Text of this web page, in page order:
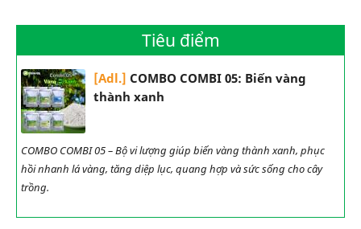
Tiêu điểm
[Adl.] COMBO COMBI 05: Biến vàng
thành xanh
COMBO COMBI 05 – Bộ vi lượng giúp biến vàng thành xanh, phục
hồi nhanh lá vàng, tăng diệp lục, quang hợp và sức sống cho cây
trồng.